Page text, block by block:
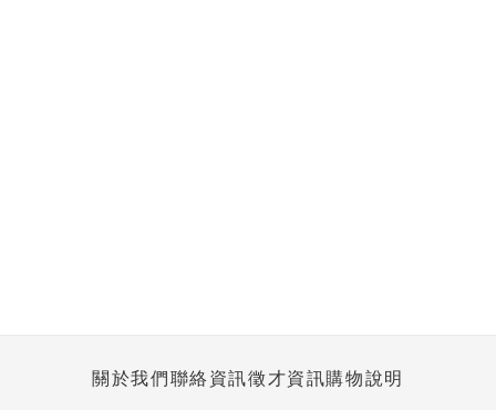
關於我們聯絡資訊徵才資訊購物說明